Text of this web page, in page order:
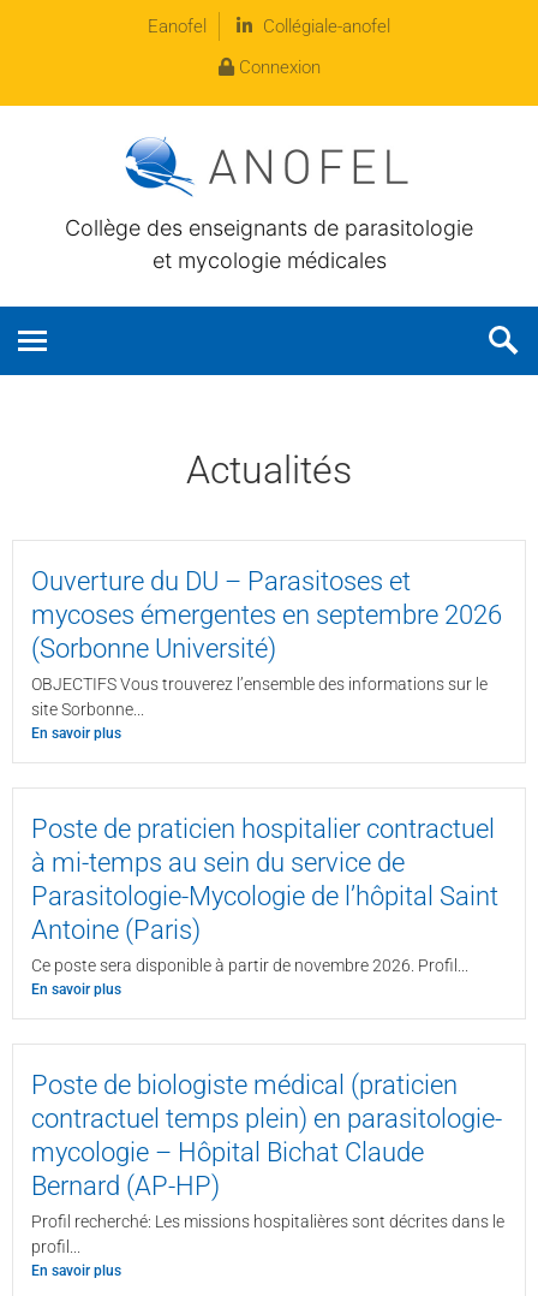
Eanofel
Collégiale-anofel
Connexion
Collège des enseignants de parasitologie
et mycologie médicales
Actualités
Ouverture du DU – Parasitoses et
mycoses émergentes en septembre 2026
(Sorbonne Université)
OBJECTIFS Vous trouverez l’ensemble des informations sur le
site Sorbonne...
En savoir plus
Poste de praticien hospitalier contractuel
à mi-temps au sein du service de
Parasitologie-Mycologie de l’hôpital Saint
Antoine (Paris)
Ce poste sera disponible à partir de novembre 2026. Profil...
En savoir plus
Poste de biologiste médical (praticien
contractuel temps plein) en parasitologie-
mycologie – Hôpital Bichat Claude
Bernard (AP-HP)
Profil recherché: Les missions hospitalières sont décrites dans le
profil...
En savoir plus